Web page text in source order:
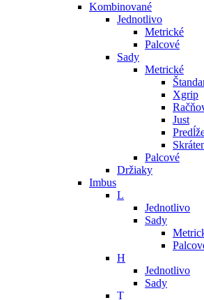
Kombinované
Jednotlivo
Metrické
Palcové
Sady
Metrické
Xgrip
Just
Palcové
Držiaky
Imbus
L
Jednotlivo
Sady
H
Jednotlivo
Sady
T